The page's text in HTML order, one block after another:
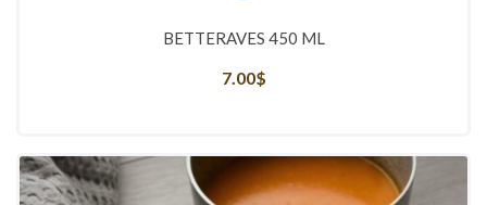
BETTERAVES 450 ML
7.00$